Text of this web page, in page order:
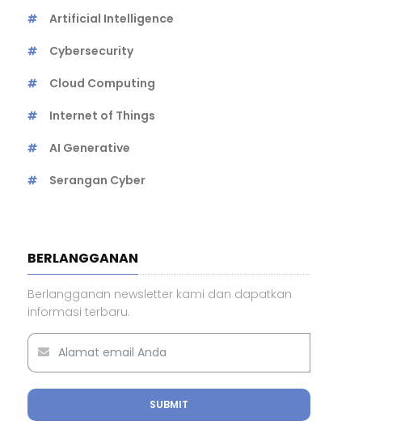
Artificial Intelligence
Cybersecurity
Cloud Computing
Internet of Things
AI Generative
Serangan Cyber
BERLANGGANAN
Berlangganan newsletter kami dan dapatkan
informasi terbaru.
SUBMIT